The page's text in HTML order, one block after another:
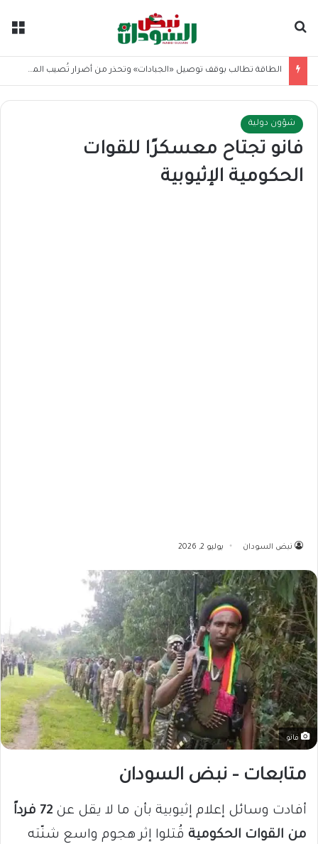
الطاقة تطالب بوقف توصيل «الجبادات» وتحذر من أضرار تُصيب المحولات
شؤون دولية
فانو تجتاح معسكرًا للقوات
الحكومية الإثيوبية
نبض السودان يوليو 2, 2026
فانو
متابعات – نبض السودان
أفادت وسائل إعلام إثيوبية بأن ما لا يقل عن
72 فرداً
من القوات الحكومية قُتلوا إثر هجوم واسع شنّته